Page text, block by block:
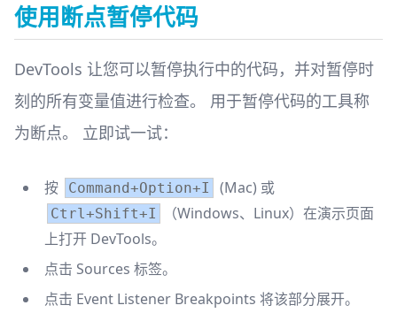
使用断点暂停代码
DevTools 让您可以暂停执行中的代码，并对暂停时
刻的所有变量值进行检查。 用于暂停代码的工具称
为断点。 立即试一试：
按 Command+Option+I (Mac) 或
Ctrl+Shift+I
（Windows、Linux）在演示页面
上打开 DevTools。
点击 Sources 标签。
点击 Event Listener Breakpoints 将该部分展开。